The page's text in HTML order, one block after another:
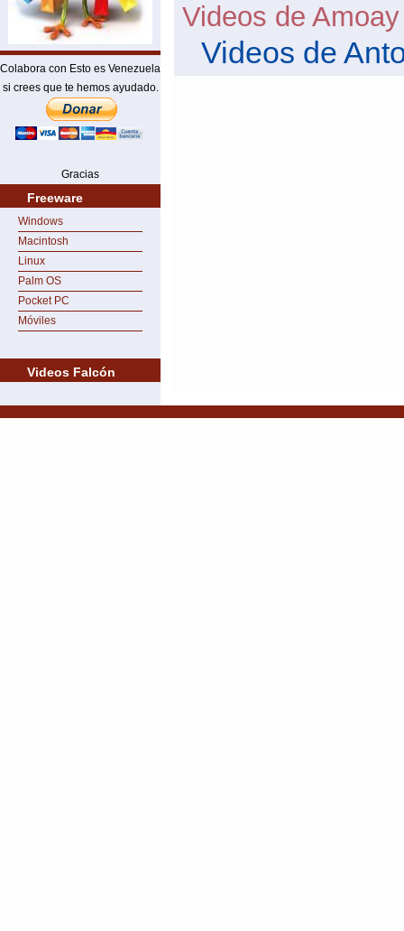
Colabora con Esto es Venezuela
si crees que te hemos ayudado.
Gracias
Freeware
Windows
Macintosh
Linux
Palm OS
Pocket PC
Móviles
Videos Falcón
Videos de Amoay
Videos de